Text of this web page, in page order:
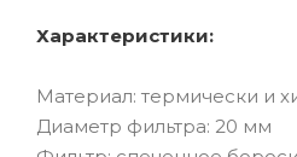
Характеристики:
Материал: термически и
Диаметр фильтра: 20 мм